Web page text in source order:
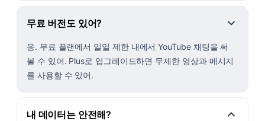
무료 버전도 있어?
응. 무료 플랜에서 일일 제한 내에서 YouTube 채팅을 써
볼 수 있어. Plus로 업그레이드하면 무제한 영상과 메시지
를 사용할 수 있어.
내 데이터는 안전해?